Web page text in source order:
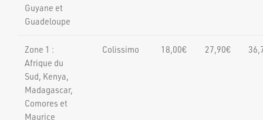
Guyane et
Guadeloupe
Zone 1 :
Afrique du
Sud, Kenya,
Madagascar,
Comores et
Maurice
Colissimo 18,00€ 27,90€